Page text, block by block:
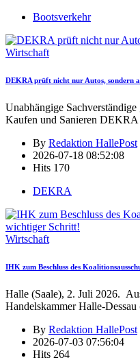
Bootsverkehr
Wirtschaft
DEKRA prüft nicht nur Autos, sondern
Unabhängige
Kaufen und Sanieren DEKRA
By Redaktion HallePost
2026-07-18 08:52:08
Hits 170
DEKRA
Wirtschaft
IHK zum Beschluss des
Halle (Saale), 2. Juli 2026.
Handelskammer Halle-
By Redaktion HallePost
2026-07-03 07:56:04
Hits 264